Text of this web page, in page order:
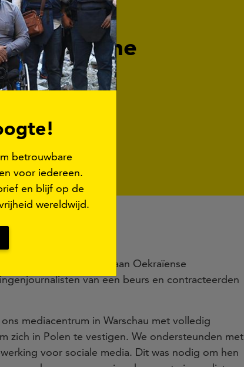
in Oekraïne
zijn, te koppelen aan Oekraïense
van een beurs en contracteerden
mediacentrum in Warschau met volledig
zich in Polen te vestigen. We ondersteunden met
voor sociale media. Dit was nodig om hen
betrouwbare
voor iedereen.
en blijf op de
wereldwijd.